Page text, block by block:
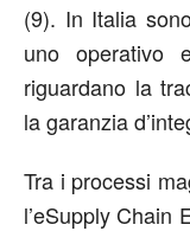
(9). In Italia
uno operativo
riguardano la
la garanzia
Tra i processi
l’eSupply Chain